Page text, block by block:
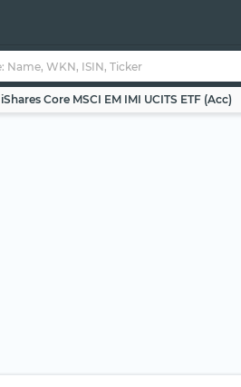
iShares Core MSCI EM IMI UCITS ETF (Acc)